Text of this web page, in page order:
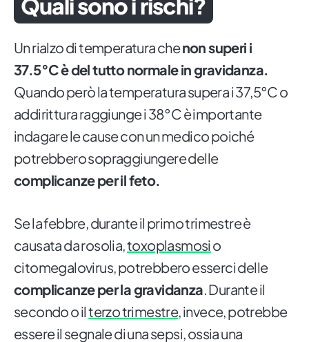
Quali sono i rischi?
Un rialzo di temperatura chenon superi i
37.5°C è del tutto normale in gravidanza.
Quando però la temperatura supera i 37,5°C o
addirittura raggiunge i 38°C è importante
indagare le cause con un medico poiché
potrebbero sopraggiungere delle
complicanze per il feto.
Se la febbre, durante il primo trimestre è
causata da rosolia,toxoplasmosi o
citomegalovirus, potrebbero esserci delle
complicanze per la gravidanza. Durante il
secondo o ilterzo trimestre, invece, potrebbe
essere il segnale di una sepsi, ossia una